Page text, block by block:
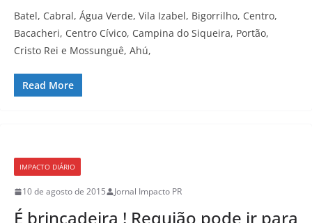
Batel, Cabral, Água Verde, Vila Izabel, Bigorrilho, Centro,
Bacacheri, Centro Cívico, Campina do Siqueira, Portão,
Cristo Rei e Mossunguê, Ahú,
Read More
IMPACTO DIÁRIO
10 de agosto de 2015 Jornal Impacto PR
É brincadeira ! Requião pode ir para